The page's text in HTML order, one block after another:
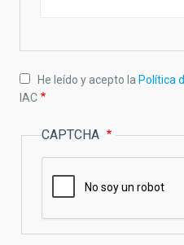
He leído y acepto la Política
IAC
CAPTCHA